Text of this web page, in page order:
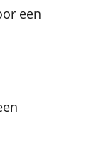
een